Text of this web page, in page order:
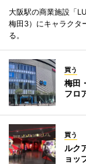
大阪駅の商業施設「
梅田3）にキャラクタ
る。
買う
梅田
フロ
買う
ルク
ョッ